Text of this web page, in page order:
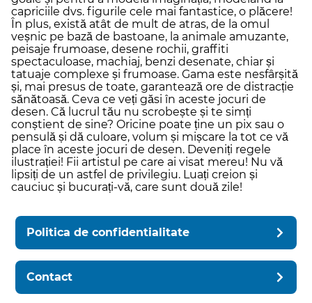
capriciile dvs. figurile cele mai fantastice, o plăcere!
În plus, există atât de mult de atras, de la omul
veșnic pe bază de bastoane, la animale amuzante,
peisaje frumoase, desene rochii, graffiti
spectaculoase, machiaj, benzi desenate, chiar și
tatuaje complexe și frumoase. Gama este nesfârșită
și, mai presus de toate, garantează ore de distracție
sănătoasă. Ceva ce veți găsi în aceste jocuri de
desen. Că lucrul tău nu scrobește și te simți
conștient de sine? Oricine poate ține un pix sau o
pensulă și dă culoare, volum și mișcare la tot ce vă
place în aceste jocuri de desen. Deveniți regele
ilustrației! Fii artistul pe care ai visat mereu! Nu vă
lipsiți de un astfel de privilegiu. Luați creion și
cauciuc și bucurați-vă, care sunt două zile!
Politica de confidentialitate
Contact